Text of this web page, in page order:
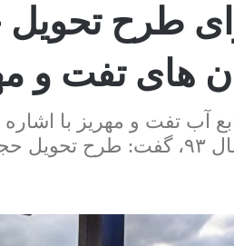
طرح
های تفت و
آب تفت و مهریز با
استان یزد از سال ۹۳،